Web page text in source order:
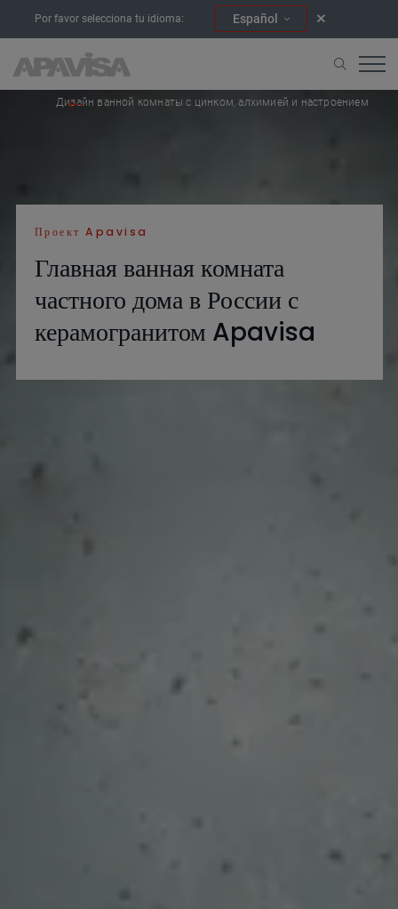
Por favor selecciona tu idioma: Español
Дизайн ванной комнаты с цинком, алхимией и настроением
Проект Apavisa
Главная ванная комната
частного дома в России с
керамогранитом Apavisa